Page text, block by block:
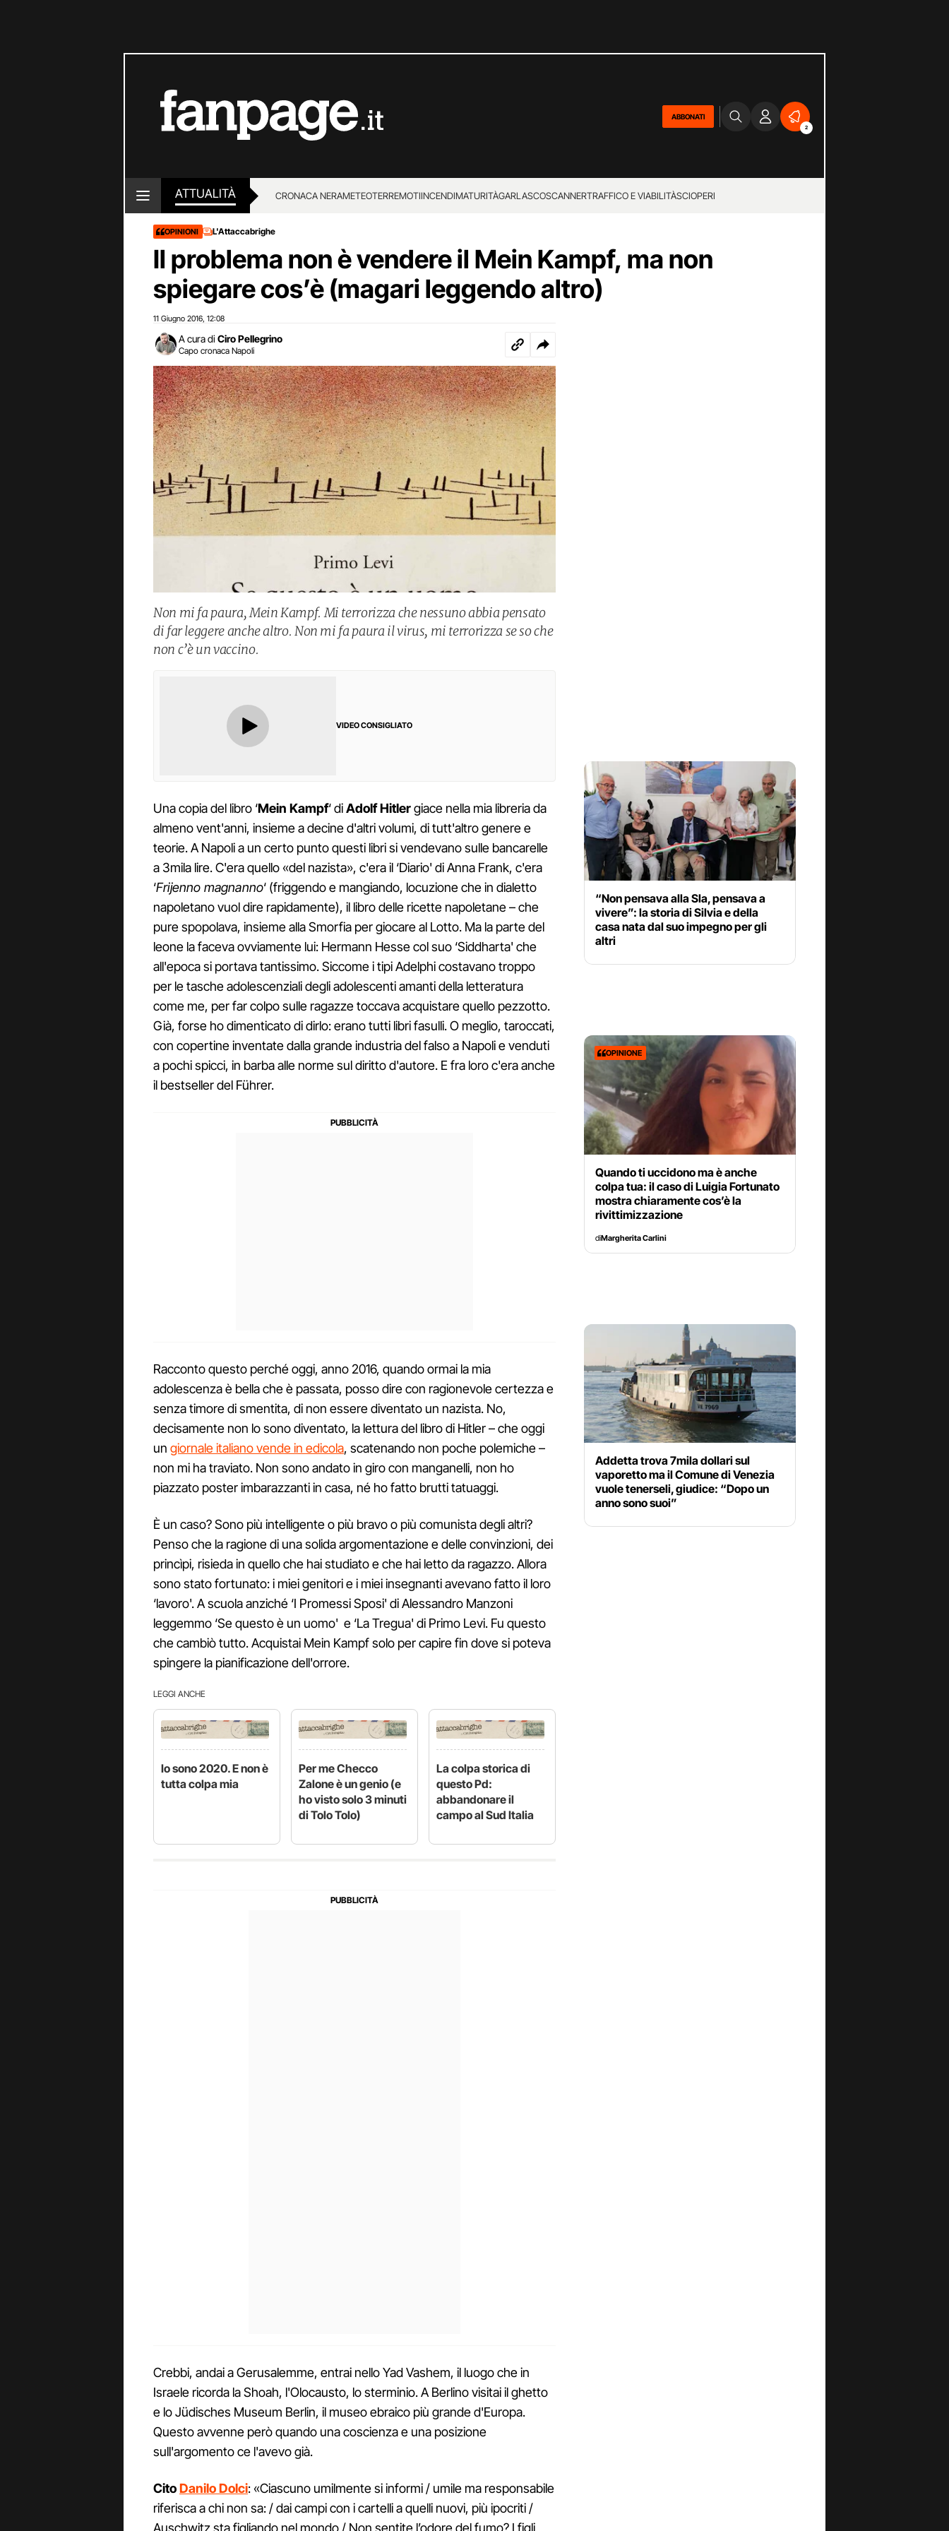
ABBONATI
2
ATTUALITÀ CRONACA NERAMETEOTERREMOTIINCENDIMATURITÀGARLASCOSCANNERTRAFFICO E VIABILITÀSCIOPERI
OPINIONI L'Attaccabrighe
Il problema non è vendere il Mein Kampf, ma non
spiegare cos’è (magari leggendo altro)
11 Giugno 2016 12:08
A cura di Ciro Pellegrino
Capo cronaca Napoli
Non mi fa paura, Mein Kampf. Mi terrorizza che nessuno abbia pensato
di far leggere anche altro. Non mi fa paura il virus, mi terrorizza se so che
non c’è un vaccino.
VIDEO CONSIGLIATO
Una copia del libro ‘Mein Kampf‘ diAdolf Hitlergiace nella mia libreria da
almeno vent'anni, insieme a decine d'altri volumi, di tutt'altro genere e
teorie. A Napoli a un certo punto questi libri si vendevano sulle bancarelle
a 3mila lire. C'era quello «del nazista», c'era il ‘Diario' di Anna Frank, c'era
‘Frijenno magnanno‘ (friggendo e mangiando, locuzione che in dialetto
napoletano vuol dire rapidamente), il libro delle ricette napoletane – che
pure spopolava, insieme alla Smorfia per giocare al Lotto. Ma la parte del
leone la faceva ovviamente lui: Hermann Hesse col suo ‘Siddharta' che
all'epoca si portava tantissimo. Siccome i tipi Adelphi costavano troppo
per le tasche adolescenziali degli adolescenti amanti della letteratura
come me, per far colpo sulle ragazze toccava acquistare quello pezzotto.
Già, forse ho dimenticato di dirlo: erano tutti libri fasulli. O meglio, taroccati,
con copertine inventate dalla grande industria del falso a Napoli e venduti
a pochi spicci, in barba alle norme sul diritto d'autore. E fra loro c'era anche
il bestseller del Führer.
Racconto questo perché oggi, anno 2016, quando ormai la mia
adolescenza è bella che è passata, posso dire con ragionevole certezza e
senza timore di smentita, di non essere diventato un nazista. No,
decisamente non lo sono diventato, la lettura del libro di Hitler – che oggi
un giornale italiano vende in edicola, scatenando non poche polemiche –
non mi ha traviato. Non sono andato in giro con manganelli, non ho
piazzato poster imbarazzanti in casa, né ho fatto brutti tatuaggi.
È un caso? Sono più intelligente o più bravo o più comunista degli altri?
Penso che la ragione di una solida argomentazione e delle convinzioni, dei
princìpi, risieda in quello che hai studiato e che hai letto da ragazzo. Allora
sono stato fortunato: i miei genitori e i miei insegnanti avevano fatto il loro
‘lavoro'. A scuola anziché ‘I Promessi Sposi' di Alessandro Manzoni
leggemmo ‘Se questo è un uomo' e ‘La Tregua' di Primo Levi. Fu questo
che cambiò tutto. Acquistai Mein Kampf solo per capire fin dove si poteva
spingere la pianificazione dell'orrore.
LEGGI ANCHE
Io sono 2020. E non è
tutta colpa mia
Per me Checco
Zalone è un genio (e
ho visto solo 3 minuti
di Tolo Tolo)
La colpa storica di
questo Pd:
abbandonare il
campo al Sud Italia
Crebbi, andai a Gerusalemme, entrai nello Yad Vashem, il luogo che in
Israele ricorda la Shoah, l'Olocausto, lo sterminio. A Berlino visitai il ghetto
e lo Jüdisches Museum Berlin, il museo ebraico più grande d'Europa.
Questo avvenne però quando una coscienza e una posizione
sull'argomento ce l'avevo già.
CitoDanilo Dolci: «Ciascuno umilmente si informi / umile ma responsabile
riferisca a chi non sa: / dai campi con i cartelli a quelli nuovi, più ipocriti /
Auschwitz sta figliando nel mondo / Non sentite l’odore del fumo? I figli
“Non pensava alla Sla, pensava a
vivere”: la storia di Silvia e della
casa nata dal suo impegno per gli
altri
OPINIONE
Quando ti uccidono ma è anche
colpa tua: il caso di Luigia Fortunato
mostra chiaramente cos’è la
rivittimizzazione
diMargherita Carlini
Addetta trova 7mila dollari sul
vaporetto ma il Comune di Venezia
vuole tenerseli, giudice: “Dopo un
anno sono suoi”